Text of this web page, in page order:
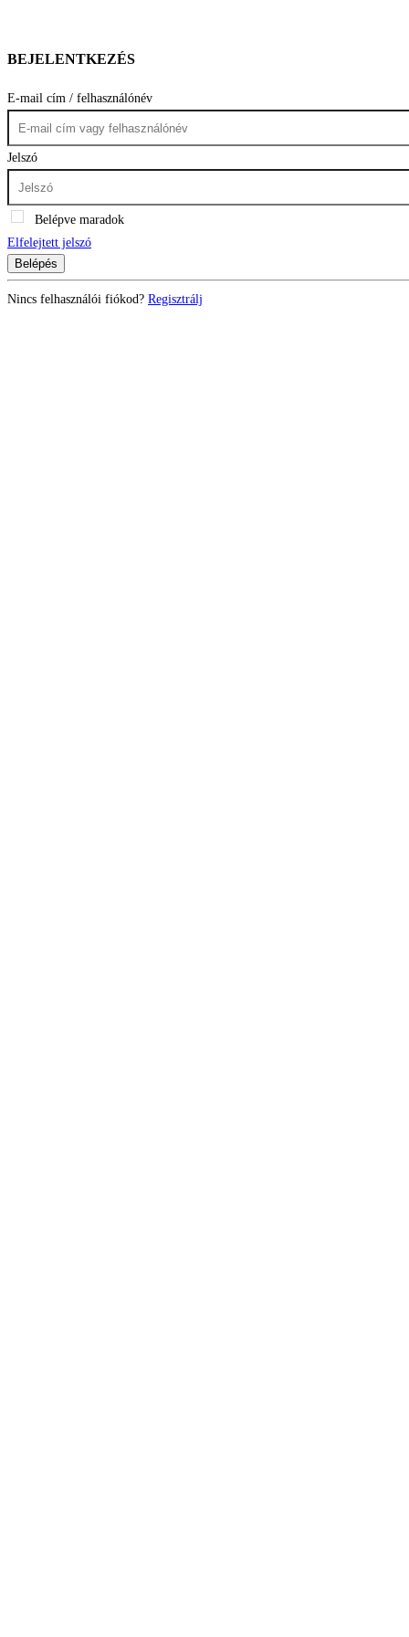
BEJELENTKEZÉS
E-mail cím / felhasználónév
Jelszó
Belépve maradok
Elfelejtett jelszó
Belépés
Nincs felhasználói fiókod? Regisztrálj